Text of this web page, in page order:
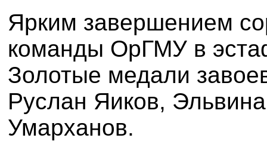
Ярким завершением
команды ОрГМУ в
Золотые медали
Руслан Яиков,
Умарханов.